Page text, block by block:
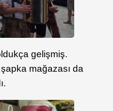
gelişmiş.
mağazası da